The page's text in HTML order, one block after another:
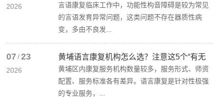
2026
言语康复临床工作中，功能性构音障碍是较为常见
的言语发育异常问题，这类问题不存在器质性病
变，多由不良发...
07 / 23
2026
黄埔语言康复机构怎么选？注意这5个“有无
黄埔区内康复服务机构数量较多，服务形式、师资
配置、服务标准各有差异。语言康复是针对性极强
的专业服务，...